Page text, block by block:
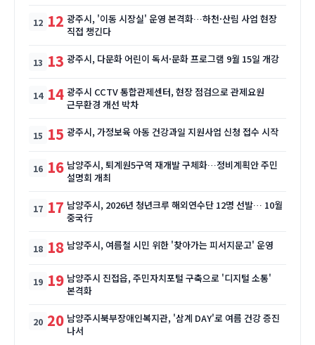
12 광주시, '이동 시장실' 운영 본격화…하천·산림 사업 현장
직접 챙긴다
13 광주시, 다문화 어린이 독서·문화 프로그램 9월 15일 개강
14 광주시 CCTV 통합관제센터, 현장 점검으로 관제요원
근무환경 개선 박차
15 광주시, 가정보육 아동 건강과일 지원사업 신청 접수 시작
16 남양주시, 퇴계원5구역 재개발 구체화…정비계획안 주민
설명회 개최
17 남양주시, 2026년 청년크루 해외연수단 12명 선발… 10월
중국行
18 남양주시, 여름철 시민 위한 '찾아가는 피서지문고' 운영
19 남양주시 진접읍, 주민자치포털 구축으로 '디지털 소통'
본격화
20 남양주시북부장애인복지관, '삼계 DAY'로 여름 건강 증진
나서